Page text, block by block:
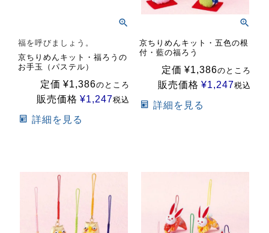
福を呼びましょう。
京ちりめんキット・福ろうの
お手玉（パステル）
定価 ¥1,386のところ
販売価格 ¥1,247税込
詳細を見る
京ちりめんキット・五色の根
付・藍の福ろう
定価 ¥1,386のところ
販売価格 ¥1,247税込
詳細を見る